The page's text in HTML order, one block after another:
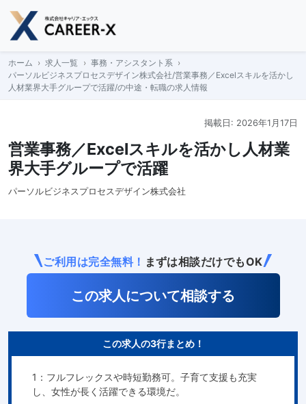
Skip
content
ホーム 求人一覧
事務・アシスタント系
パーソルビジネスプロセスデザイン株式会社/営業事務／Excelスキルを活かし
人材業界大手グループで活躍/の中途・転職の求人情報
掲載日: 2026年1月17日
営業事務／Excelスキルを活かし人材業
界大手グループで活躍
パーソルビジネスプロセスデザイン株式会社
ご利用は完全無料！ まずは相談だけでもOK
この求人について相談する
この求人の3行まとめ！
1：フルフレックスや時短勤務可。子育て支援も充実
し、女性が長く活躍できる環境だ。